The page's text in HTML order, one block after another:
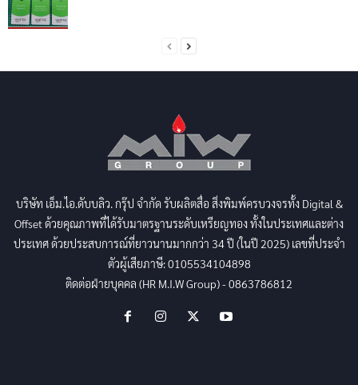
บริษัท เอ็ม.ไอ.ดับบลิว. กรุ๊ป จำกัด รับผลิตสื่อ สิ่งพิมพ์ครบวงจรทั้ง Digital &
Offset ด้วยคุณภาพที่ได้รับมาตรฐานระดับเหรียญทอง ทั้งในประเทศและต่าง
ประเทศ ด้วยประสบการณ์ที่ยาวนานมากกว่า 34 ปี (ในปี 2025) เลขที่ประจำ
ตัวผู้เสียภาษี: 0105534104898
ติดต่อฝ่ายบุคคล (HR M.I.W Group) - 0863786812